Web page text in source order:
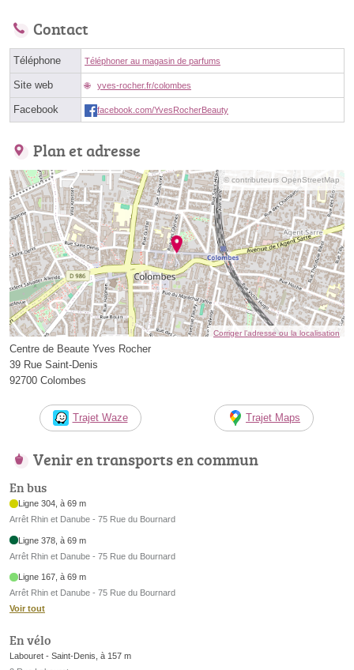
Contact
Téléphone Téléphoner au magasin de parfums
Site web yves-rocher.fr/colombes
Facebook facebook.com/YvesRocherBeauty
Plan et adresse
© contributeurs OpenStreetMap
Corriger l’adresse ou la localisation
Centre de Beaute Yves Rocher
39 Rue Saint-Denis
92700 Colombes
Trajet Waze Trajet Maps
Venir en transports en commun
En bus
Ligne 304, à 69 m
Arrêt Rhin et Danube - 75 Rue du Bournard
Ligne 378, à 69 m
Arrêt Rhin et Danube - 75 Rue du Bournard
Ligne 167, à 69 m
Arrêt Rhin et Danube - 75 Rue du Bournard
Voir tout
En vélo
Labouret - Saint-Denis, à 157 m